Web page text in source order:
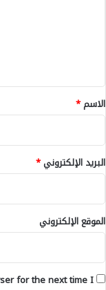
*
الاسم*
البريد الإلكتروني*
الموقع الإلكتروني
for the next time I